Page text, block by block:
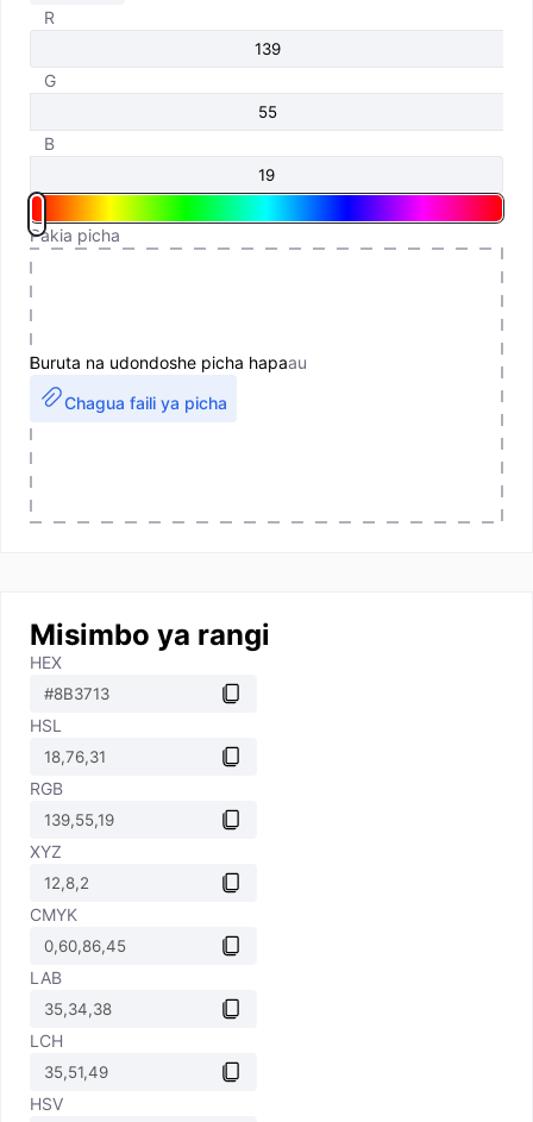
R
G
B
Pakia picha
Buruta na udondoshe picha hapaau
Chagua faili ya picha
Misimbo ya rangi
HEX
HSL
RGB
XYZ
CMYK
LAB
LCH
HSV